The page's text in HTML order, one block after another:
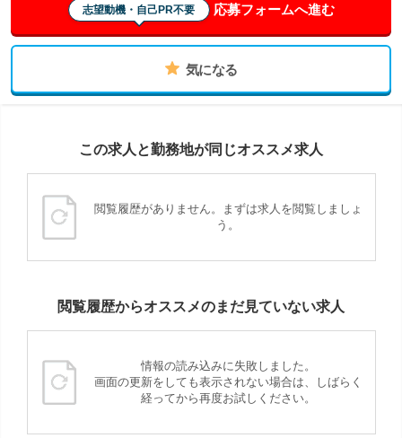
志望動機・自己PR不要 応募フォームへ進む
気になる
この求人と勤務地が同じオススメ求人
閲覧履歴がありません。まずは求人を閲覧しましょ
う。
閲覧履歴からオススメのまだ見ていない求人
情報の読み込みに失敗しました。
画面の更新をしても表示されない場合は、しばらく
経ってから再度お試しください。